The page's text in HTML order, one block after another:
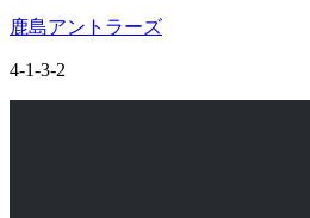
鹿島アントラーズ
4-1-3-2